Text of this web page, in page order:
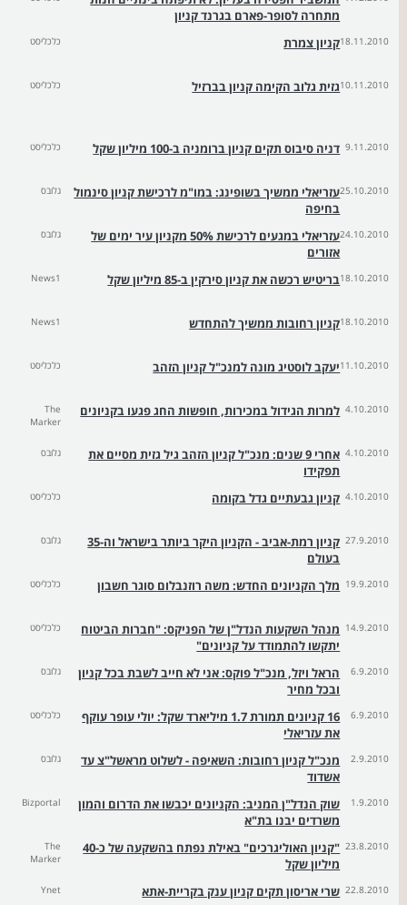
מתחרה לסופר-פארם בגרנד קניון
18.11.2010קניון צמרת כלכליסט
10.11.2010גזית גלוב הקימה קניון בברזיל כלכליסט
9.11.2010 דניה סיבוס תקים קניון ברומניה ב-100 מיליון שקל כלכליסט
25.10.2010עזריאלי ממשיך בשופינג: במו"מ לרכישת קניון סינמול
בחיפה
גלובס
24.10.2010
עזריאלי במגעים לרכישת 50% מקניון עיר ימים של
אזורים
גלובס
18.10.2010בריטיש רכשה את קניון סירקין ב-85 מיליון שקל News1
18.10.2010קניון רחובות ממשיך להתחדש News1
11.10.2010יעקב לוסטיג מונה למנכ"ל קניון הזהב כלכליסט
4.10.2010 למרות הגידול במכירות, חופשות החג פגעו בקניונים
The
Marker
4.10.2010
אחרי 9 שנים: מנכ"ל קניון הזהב גיל גזית מסיים את
תפקידו
גלובס
4.10.2010 קניון גבעתיים גדל בקומה כלכליסט
27.9.2010
קניון רמת-אביב - הקניון היקר ביותר בישראל וה-35
בעולם
גלובס
19.9.2010 מלך הקניונים החדש: משה רוזנבלום סוגר חשבון כלכליסט
14.9.2010 מנהל השקעות הנדל"ן של הפניקס: "חברות הביטוח
יתקשו להתמודד על קניונים"
כלכליסט
6.9.2010
הראל ויזל, מנכ"ל פוקס: אני לא חייב לשבת בכל קניון
ובכל מחיר
גלובס
6.9.2010
16 קניונים תמורת 1.7 מיליארד שקל: יולי עופר עוקף
את עזריאלי
כלכליסט
2.9.2010
מנכ"ל קניון רחובות: השאיפה - לשלוט מראשל"צ עד
אשדוד
גלובס
1.9.2010
שוק הנדל"ן המניב: הקניונים יכבשו את הדרום והמון
משרדים יבנו בת"א
Bizportal
23.8.2010
"קניון האוליגרכים" באילת נפתח בהשקעה של כ-40
מיליון שקל
The
Marker
22.8.2010 שרי אריסון תקים קניון ענק בקריית-אתא Ynet